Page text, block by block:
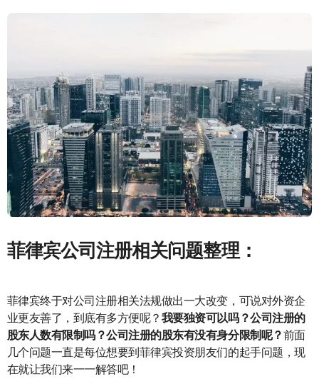
菲律宾公司注册相关问题整理：
菲律宾终于对公司注册相关法规做出一大改变，可说对外资企
业更友善了，到底有多方便呢？ 我要独资可以吗？公司注册的
股东人数有限制吗？公司注册的股东有没有身分限制呢？前面
几个问题一直是每位想要到菲律宾投资朋友们的起手问题，现
在就让我们来一一解答吧！